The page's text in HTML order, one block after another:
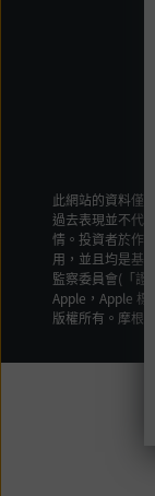
此網站的資料僅
過去表現並不代
情。投資者於作
用，並且均是基
監察委員會(「證
Apple，Apple 標
版權所有。摩根